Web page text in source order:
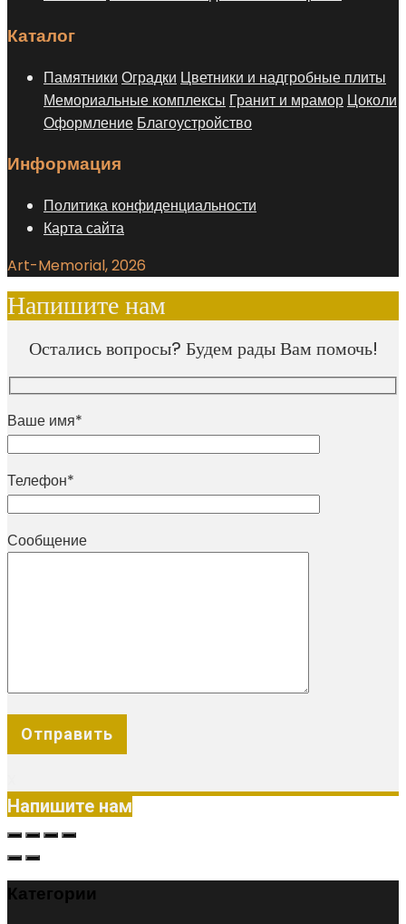
Каталог
Памятники Оградки Цветники и надгробные плиты
Мемориальные комплексы Гранит и мрамор Цоколи
Оформление Благоустройство
Информация
Политика конфиденциальности
Карта сайта
Art-Memorial, 2026
Напишите нам
Остались вопросы? Будем рады Вам помочь!
Ваше имя*
Телефон*
Сообщение
Напишите нам
Категории